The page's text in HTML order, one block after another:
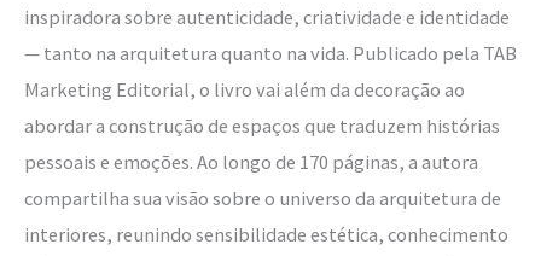
inspiradora sobre autenticidade, criatividade e identidade
— tanto na arquitetura quanto na vida. Publicado pela TAB
Marketing Editorial, o livro vai além da decoração ao
abordar a construção de espaços que traduzem histórias
pessoais e emoções. Ao longo de 170 páginas, a autora
compartilha sua visão sobre o universo da arquitetura de
interiores, reunindo sensibilidade estética, conhecimento